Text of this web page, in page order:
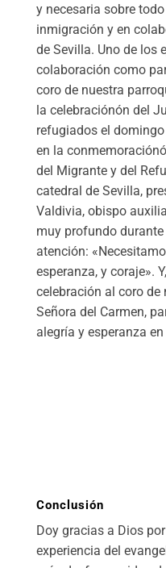
y necesaria sobre
inmigración y en
de Sevilla. Uno de los
colaboración como
coro de nuestra
la celebraciónón del
refugiados el
en la
del Migrante y del
catedral de Sevilla,
Valdivia, obispo
muy profundo
atención:
esperanza, y coraje».
celebración al coro de
Señora del Carmen,
alegría y esperanza
Conclusión
Doy gracias a Dios
experiencia del